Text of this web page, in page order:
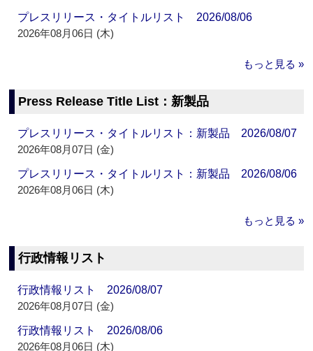
プレスリリース・タイトルリスト 2026/08/06
2026年08月06日 (木)
もっと見る »
Press Release Title List：新製品
プレスリリース・タイトルリスト：新製品 2026/08/07
2026年08月07日 (金)
プレスリリース・タイトルリスト：新製品 2026/08/06
2026年08月06日 (木)
もっと見る »
行政情報リスト
行政情報リスト 2026/08/07
2026年08月07日 (金)
行政情報リスト 2026/08/06
2026年08月06日 (木)